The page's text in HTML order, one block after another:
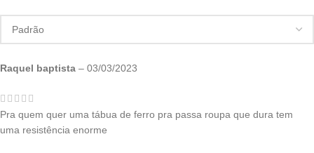
Raquel baptista – 03/03/2023
Pra quem quer uma tábua de ferro pra passa roupa que dura tem
uma resistência enorme